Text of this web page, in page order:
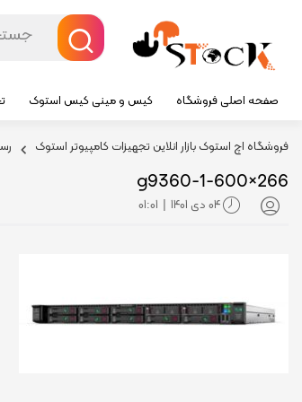
صفحه اصلی فروشگاه کیس و مینی کیس استوک
فروشگاه اچ استوک بازار انلاین تجهیزات کامپیوتر استوک
g9360-1-600×266
04 دی 1401 |
01:01